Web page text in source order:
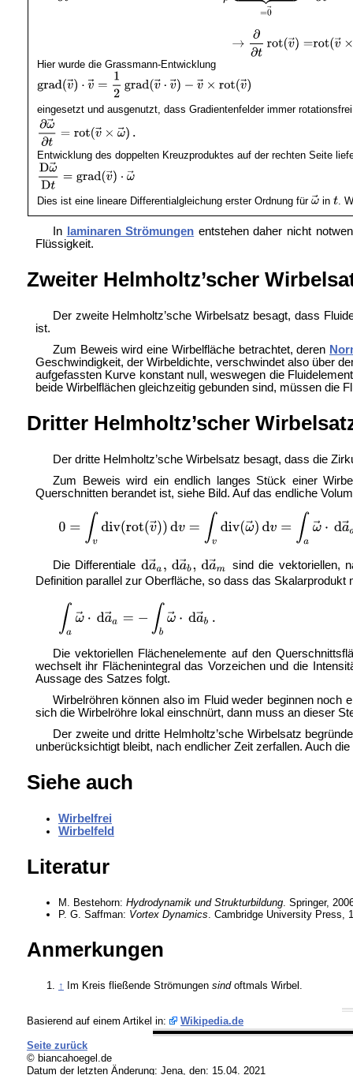
Hier wurde dieGrassmann-Entwicklung
eingesetzt und ausgenutzt, dass Gradientenfelder immer
Entwicklung des doppelten Kreuzproduktes auf der rechten Seite
Dies ist eine lineare Differentialgleichung erster Ordnung für in .
In laminaren Strömungen entstehen daher nicht
Flüssigkeit.
Zweiter Helmholtz’scher
Der zweite Helmholtz’sche Wirbelsatz besagt, dass
ist.
Zum Beweis wird eine Wirbelfläche betrachtet, deren
Geschwindigkeit, der Wirbeldichte, verschwindet also über
aufgefassten Kurve konstant null, weswegen die
beide Wirbelflächen gleichzeitig gebunden sind, müssen die
Dritter Helmholtz’scher
Der dritte Helmholtz’sche Wirbelsatz besagt, dass die
Zum Beweis wird ein endlich langes Stück einer
Querschnitten berandet ist, siehe Bild. Auf das endliche
Die Differentiale
sind die vektoriellen,
Definition parallel zur Oberfläche, so dass das
Die vektoriellen Flächenelemente auf den
wechselt ihr Flächenintegral das Vorzeichen und die
Aussage des Satzes folgt.
Wirbelröhren können also im Fluid weder beginnen noch
sich die Wirbelröhre lokal einschnürt, dann muss an dieser
Der zweite und dritte Helmholtz’sche Wirbelsatz
unberücksichtigt bleibt, nach endlicher Zeit zerfallen. Auch
Siehe auch
Wirbelfrei
Wirbelfeld
Literatur
M. Bestehorn: Hydrodynamik und Strukturbildung. Springer,
P. G. Saffman: Vortex Dynamics . Cambridge University Press,
Anmerkungen
↑ Im Kreis fließende Strömungen sindoftmals Wirbel.
Basierend auf einem Artikel in: Wikipedia.de
Seite zurück
© biancahoegel.de
Datum der letzten Änderung: Jena, den: 15.04. 2021